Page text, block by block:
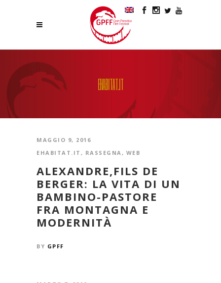
EHABITAT.IT
MAGGIO 9, 2016
EHABITAT.IT , RASSEGNA , WEB
ALEXANDRE,FILS DE
BERGER: LA VITA DI UN
BAMBINO-PASTORE
FRA MONTAGNA E
MODERNITÀ
BY GPFF